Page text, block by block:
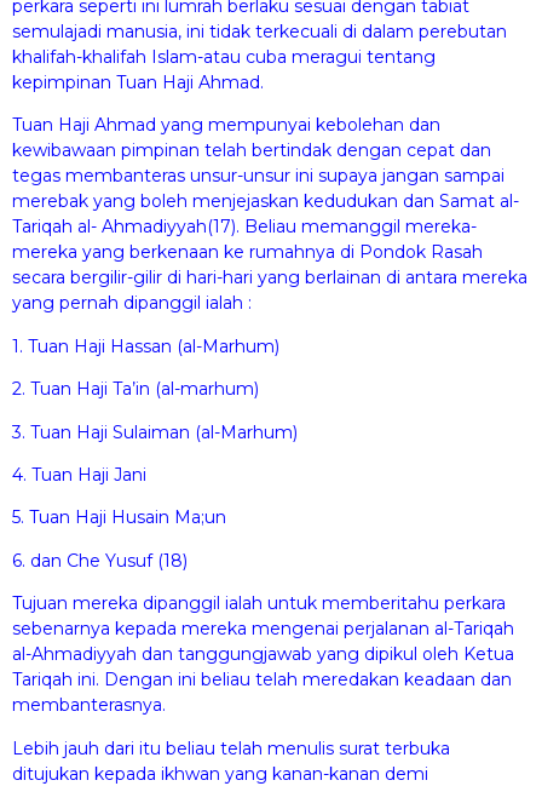
perkara seperti ini lumrah berlaku sesuai dengan tabiat
semulajadi manusia, ini tidak terkecuali di dalam perebutan
khalifah-khalifah Islam-atau cuba meragui tentang
kepimpinan Tuan Haji Ahmad.
Tuan Haji Ahmad yang mempunyai kebolehan dan
kewibawaan pimpinan telah bertindak dengan cepat dan
tegas membanteras unsur-unsur ini supaya jangan sampai
merebak yang boleh menjejaskan kedudukan dan Samat al-
Tariqah al- Ahmadiyyah(17). Beliau memanggil mereka-
mereka yang berkenaan ke rumahnya di Pondok Rasah
secara bergilir-gilir di hari-hari yang berlainan di antara mereka
yang pernah dipanggil ialah :
1. Tuan Haji Hassan (al-Marhum)
2. Tuan Haji Ta’in (al-marhum)
3. Tuan Haji Sulaiman (al-Marhum)
4. Tuan Haji Jani
5. Tuan Haji Husain Ma;un
6. dan Che Yusuf (18)
Tujuan mereka dipanggil ialah untuk memberitahu perkara
sebenarnya kepada mereka mengenai perjalanan al-Tariqah
al-Ahmadiyyah dan tanggungjawab yang dipikul oleh Ketua
Tariqah ini. Dengan ini beliau telah meredakan keadaan dan
membanterasnya.
Lebih jauh dari itu beliau telah menulis surat terbuka
ditujukan kepada ikhwan yang kanan-kanan demi